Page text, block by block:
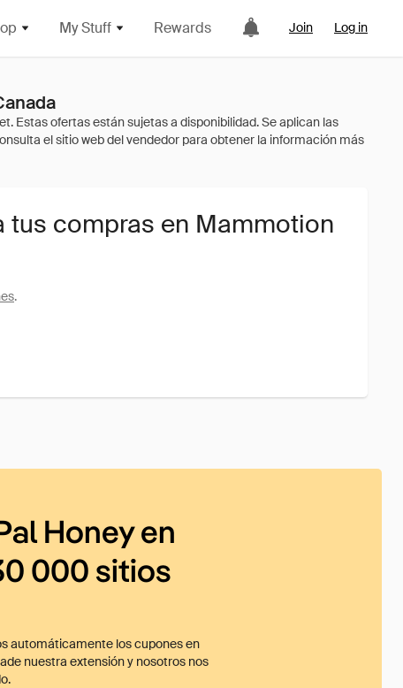
My Stuff Rewards Join Log in
tus compras en Mammotion
.
Honey en
000 sitios
automáticamente los cupones en
nuestra extensión y nosotros nos